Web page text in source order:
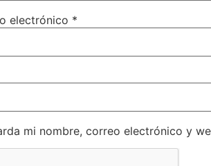
electrónico *
mi nombre, correo electrónico y